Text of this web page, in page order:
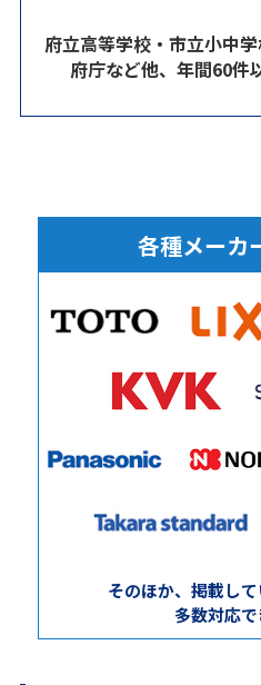
府立高等学校・市立小中
府庁など他、年間60件
各種メーカ
そのほか、掲載し
多数対応で